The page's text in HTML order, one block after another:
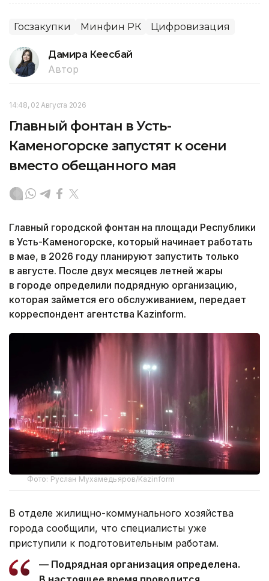
Госзакупки Минфин РК Цифровизация
Дамира Кеңесбай
Автор
14:48, 02 Августа 2026
Главный фонтан в Усть-
Каменогорске запустят к осени
вместо обещанного мая
Главный городской фонтан на площади Республики
в Усть-Каменогорске, который начинает работать
в мае, в 2026 году планируют запустить только
в августе. После двух месяцев летней жары
в городе определили подрядную организацию,
которая займется его обслуживанием, передает
корреспондент агентства Kazinform.
Фото: Руслан Мухамедьяров/Kazinform
В отделе жилищно-коммунального хозяйства
города сообщили, что специалисты уже
приступили к подготовительным работам.
— Подрядная организация определена.